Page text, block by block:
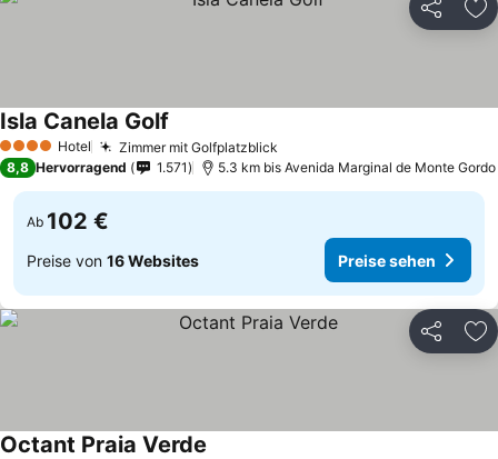
Teilen
4 Sterne Hotel Zimmer mit Golfplatzblick
Isla Canela Golf
8,8 Hervorragend 1.571 5.3 km bis Avenida Marginal de Monte Gordo
Ab 102 €
Preise von 16 Websites Preise sehen
Teilen
Octant Praia Verde